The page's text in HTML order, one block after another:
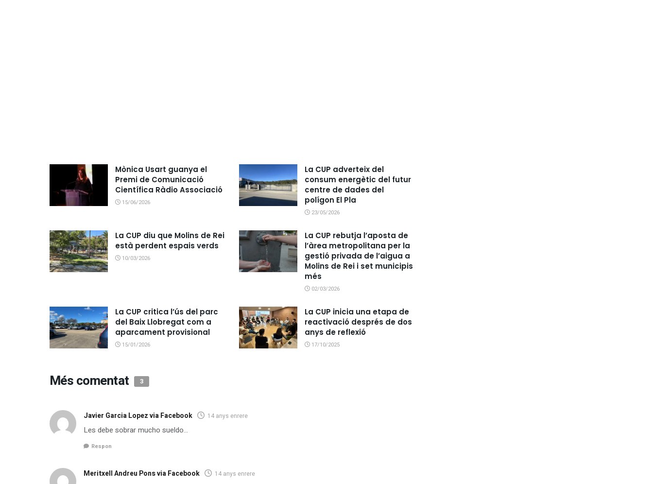
Mònica Usart guanya el
Premi de Comunicació
Científica Ràdio Associació
15/06/2026
La CUP adverteix del
consum energètic del futur
centre de dades del
polígon El Pla
23/05/2026
La CUP diu que Molins de Rei
està perdent espais verds
10/03/2026
La CUP rebutja l’aposta de
l’àrea metropolitana per la
gestió privada de l’aigua a
Molins de Rei i set municipis
més
02/03/2026
La CUP critica l’ús del parc
del Baix Llobregat com a
aparcament provisional
15/01/2026
La CUP inicia una etapa de
reactivació després de dos
anys de reflexió
17/10/2025
Més comentat 3
Javier Garcia Lopez via Facebook 14 anys enrere
Les debe sobrar mucho sueldo…
Respon
Meritxell Andreu Pons via Facebook 14 anys enrere